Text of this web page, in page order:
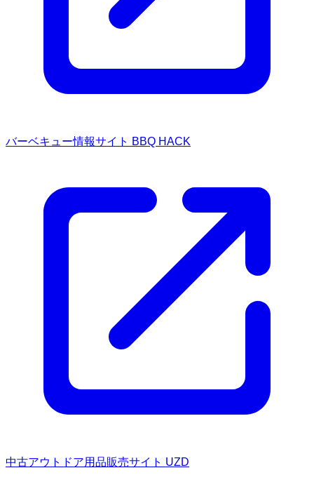
バーベキュー情報サイト BBQ HACK
中古アウトドア用品販売サイト UZD